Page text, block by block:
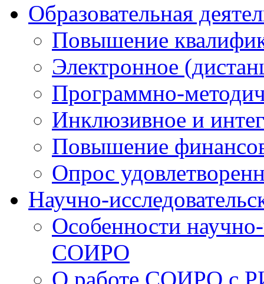
Образовательная
Повышение
Электронное
Программно-
Инклюзивное и
Повышение
Опрос
Научно-
Особенности
СОИРО